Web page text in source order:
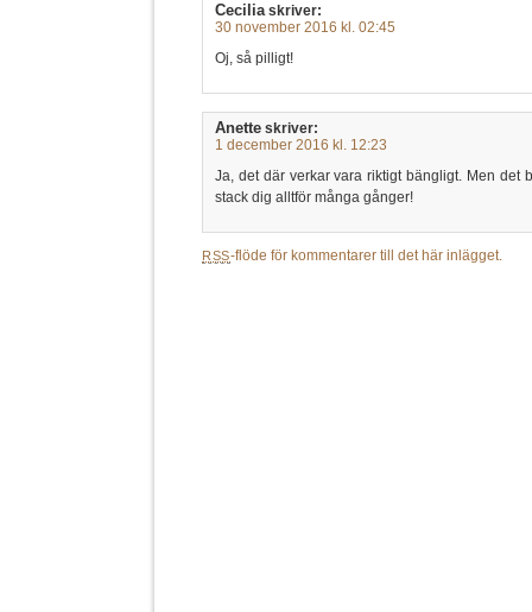
Cecilia skriver:
30 november 2016 kl. 02:45
Oj, så pilligt!
Anette skriver:
1 december 2016 kl. 12:23
Ja, det där verkar vara riktigt bängligt. Men det
stack dig alltför många gånger!
RSS-flöde för kommentarer till det här inlägget.